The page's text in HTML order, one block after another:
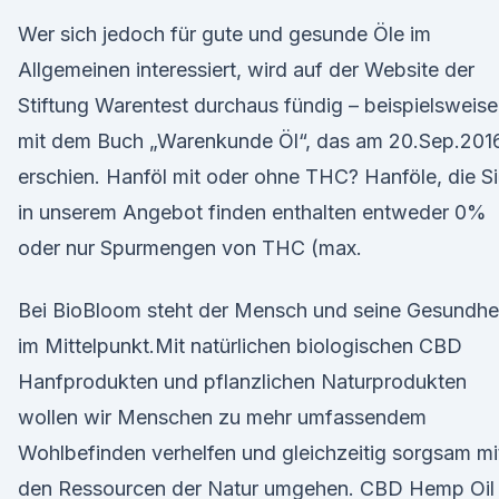
Wer sich jedoch für gute und gesunde Öle im
Allgemeinen interessiert, wird auf der Website der
Stiftung Warentest durchaus fündig – beispielsweise
mit dem Buch „Warenkunde Öl“, das am
erschien. Hanföl mit oder ohne THC? Hanföle, die
in unserem Angebot finden enthalten entweder 0%
oder nur Spurmengen von THC (max.
Bei BioBloom steht der Mensch und seine
im Mittelpunkt.Mit natürlichen biologischen CBD
Hanfprodukten und pflanzlichen Naturprodukten
wollen wir Menschen zu mehr umfassendem
Wohlbefinden verhelfen und gleichzeitig sorgsam
den Ressourcen der Natur umgehen. CBD Hemp Oil